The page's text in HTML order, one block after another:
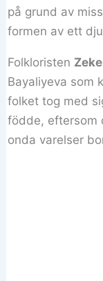
på grund av
formen av ett
Folkloristen
Bayaliyeva som
folket tog med
födde, eftersom
onda varelser